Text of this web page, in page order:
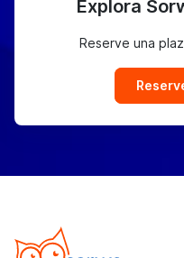
Explora
Reserve una